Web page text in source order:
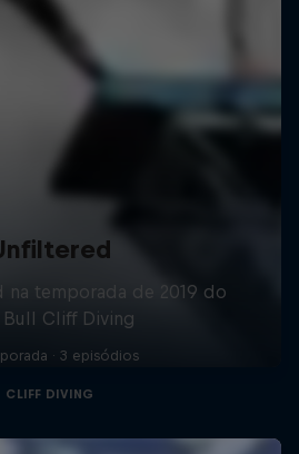
na temporada de 2019 do
Bull Cliff Diving
· 3 episódios
CLIFF DIVING